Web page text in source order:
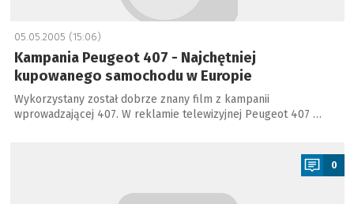
05.05.2005 (15:06)
Kampania Peugeot 407 - Najchętniej
kupowanego samochodu w Europie
Wykorzystany został dobrze znany film z kampanii
wprowadzającej 407. W reklamie telewizyjnej Peugeot 407 …
0